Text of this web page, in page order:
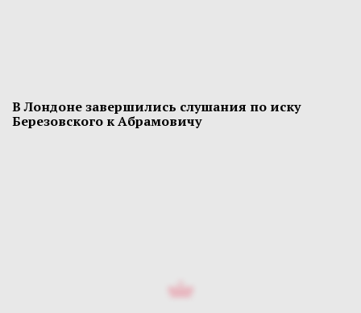
В Лондоне завершились слушания по иску
Березовского к Абрамовичу